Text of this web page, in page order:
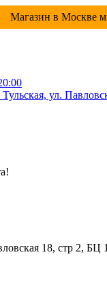
Магазин в Москве
ул.
18, стр 2, БЦ